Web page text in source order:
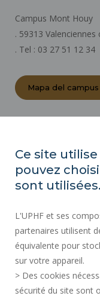
Campus Mont Houy
. 59313 Valenciennes
. Tel : 03 27 51 12 34
Mapa del campus
MAPA DEL SITIO
ACCESIBILIDAD
INFORMACIÓN LEGAL
CONTACTOS
SERVICIOS
Ce site
pouvez
sont utilisées.
L'UPHF et ses
partenaires utilisent
équivalente pour
sur votre appareil.
> Des cookies
sécurité du site sont